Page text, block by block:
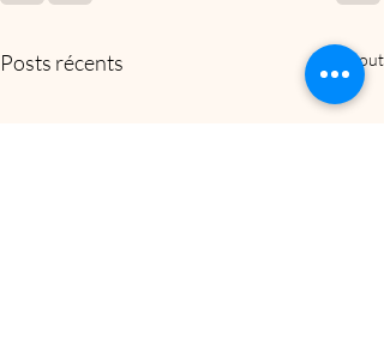
Posts récents Voir tout